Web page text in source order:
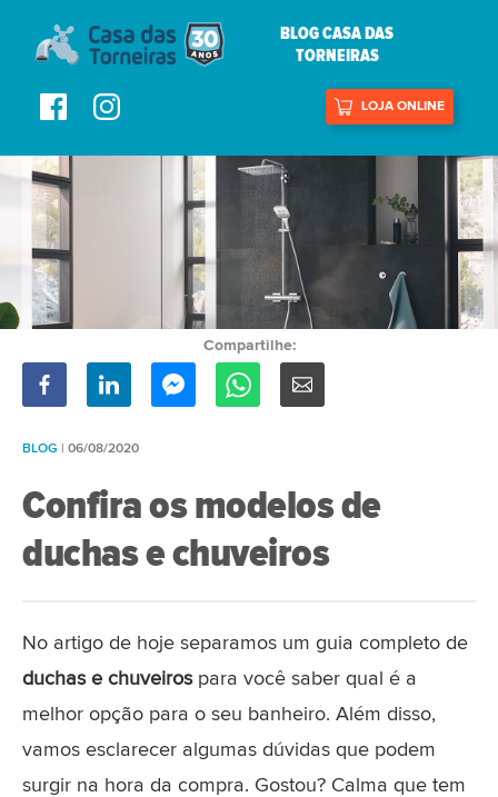
BLOG CASA DAS
TORNEIRAS
LOJA ONLINE
Compartilhe:
BLOG | 06/08/2020
Confira os modelos de
duchas e chuveiros
No artigo de hoje separamos um guia completo de
duchas e chuveirospara você saber qual é a
melhor opção para o seu banheiro. Além disso,
vamos esclarecer algumas dúvidas que podem
surgir na hora da compra. Gostou? Calma que tem